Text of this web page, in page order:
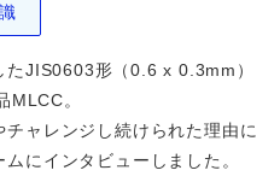
JIS0603形（0.6 x 0.3mm）
MLCC。
ャレンジし続けられた理由に
にインタビューしました。